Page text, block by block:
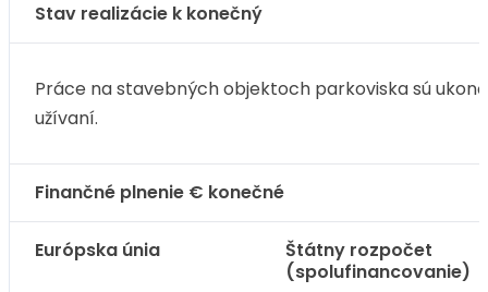
Stav realizácie k konečný
Práce na stavebných objektoch parkoviska sú
užívaní.
Finančné plnenie € konečné
Európska únia
Štátny rozpočet
(spolufinancovanie)